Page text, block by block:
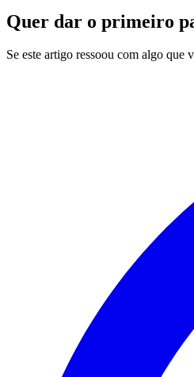
Quer dar o primeiro
Se este artigo ressoou com algo que